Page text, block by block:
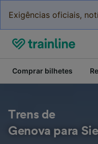
Exigências oficiais,
Comprar bilhetes
Trens de
Genova para